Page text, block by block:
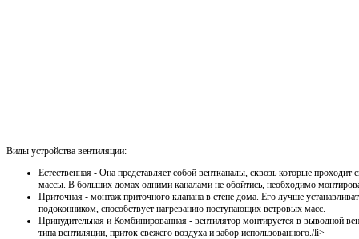
Виды устройства вентиляции:
Естественная - Она представляет собой вентканалы, сквозь которые
массы. В больших домах одними каналами не обойтись, необходимо
Приточная - монтаж приточного клапана в стене дома. Его лучше
подоконником, способствует нагреванию поступающих ветровых масс.
Принудительная и Комбинированная - вентилятор монтируется в выводной
типа вентиляции, приток свежего воздуха и забор использованного./li>